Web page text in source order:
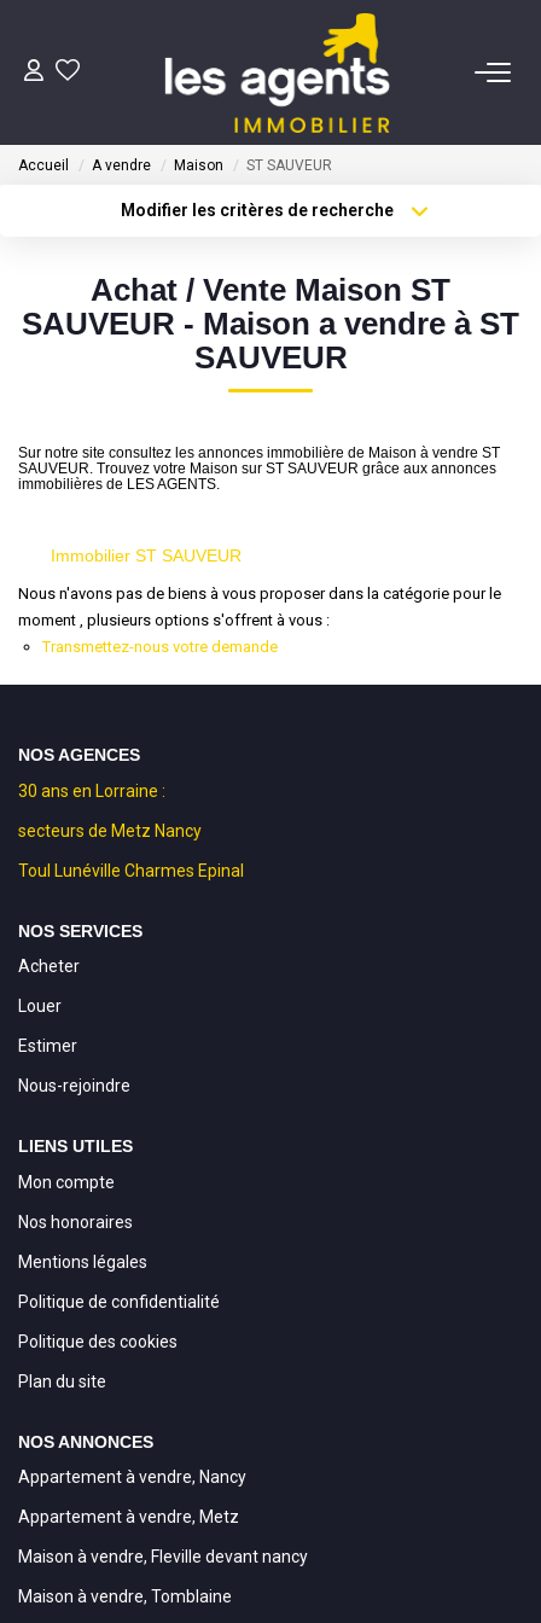
ACHETER
CONTACT
Accueil A vendre Maison ST SAUVEUR
Modifier les critères de recherche
Type de bien
Plus de critères
Achat / Vente Maison ST
SAUVEUR - Maison a vendre à ST
SAUVEUR
Sur notre site consultez les annonces immobilière de Maison à vendre ST
SAUVEUR. Trouvez votre Maison sur ST SAUVEUR grâce aux annonces
immobilières de LES AGENTS.
Immobilier ST SAUVEUR
Nous n'avons pas de biens à vous proposer dans la catégorie pour le
moment , plusieurs options s'offrent à vous :
Transmettez-nous votre demande
NOS AGENCES
30 ans en Lorraine :
secteurs de Metz Nancy
Toul Lunéville Charmes Epinal
NOS SERVICES
Acheter
Louer
Estimer
Nous-rejoindre
LIENS UTILES
Mon compte
Nos honoraires
Mentions légales
Politique de confidentialité
Politique des cookies
Plan du site
NOS ANNONCES
Appartement à vendre, Nancy
Appartement à vendre, Metz
Maison à vendre, Fleville devant nancy
Maison à vendre, Tomblaine